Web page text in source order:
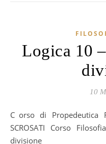
Logica 10
10
Corso di Propedeutica Filosofica a cura di LUISELLA
SCROSATI Corso
divisione